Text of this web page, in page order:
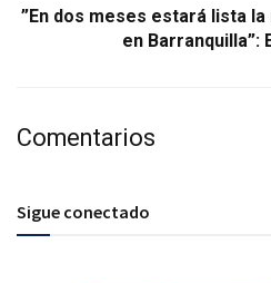
”En dos meses estará lista
en Barranquilla”:
Comentarios
Sigue conectado